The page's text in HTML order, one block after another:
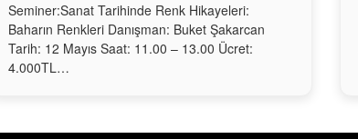
Seminer:Sanat Tarihinde Renk Hikayeleri:
Baharın Renkleri Danışman: Buket Şakarcan
Tarih: 12 Mayıs Saat: 11.00 – 13.00 Ücret:
4.000TL…